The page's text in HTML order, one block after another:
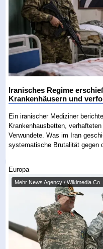
Iranisches Regime
Krankenhäusern und
Ein iranischer Mediziner
Krankenhausbetten,
Verwundete. Was im Iran
systematische Brutalität gegen
Europa
Mehr News Agency / Wikimedia Co...